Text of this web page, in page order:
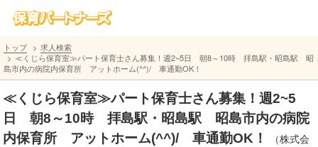
トップ
求人検索
≪くじら保育室≫パート保育士さん募集！週2~5日 朝8～10時 拝島駅・昭島駅 昭
島市内の病院内保育所 アットホーム(^^)/ 車通勤OK！
≪くじら保育室≫パート保育士さん募集！週2~5
日 朝8～10時 拝島駅・昭島駅 昭島市内の病院
内保育所 アットホーム(^^)/ 車通勤OK！
（株式会